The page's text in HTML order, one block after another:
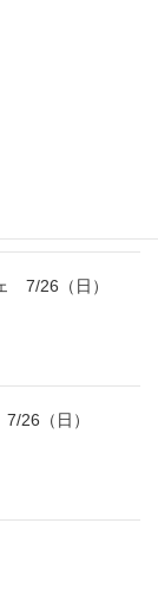
7/26（日）
26（日）